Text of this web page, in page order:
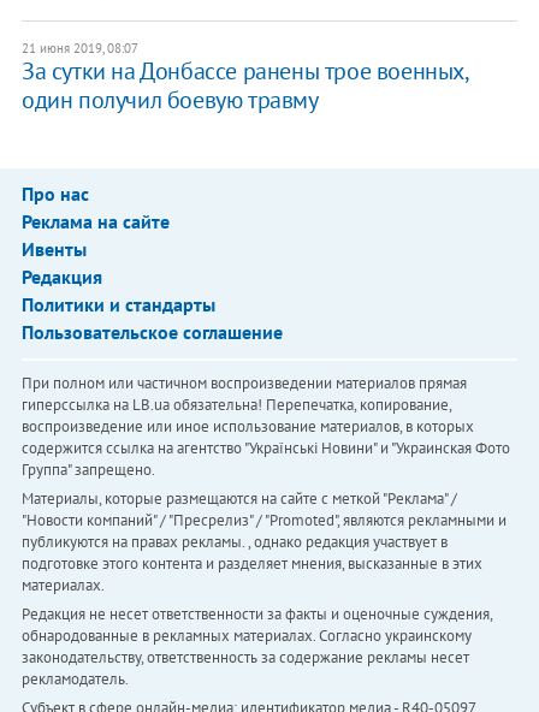
21 июня 2019, 08:07
За сутки на Донбассе ранены трое военных,
один получил боевую травму
Про нас
Реклама на сайте
Ивенты
Редакция
Политики и стандарты
Пользовательское соглашение
При полном или частичном воспроизведении материалов прямая
гиперссылка на LB.ua обязательна! Перепечатка, копирование,
воспроизведение или иное использование материалов, в которых
содержится ссылка на агентство "Українськi Новини" и "Украинская Фото
Группа" запрещено.
Материалы, которые размещаются на сайте с меткой "Реклама" /
"Новости компаний" / "Пресрелиз" / "Promoted", являются рекламными и
публикуются на правах рекламы. , однако редакция участвует в
подготовке этого контента и разделяет мнения, высказанные в этих
материалах.
Редакция не несет ответственности за факты и оценочные суждения,
обнародованные в рекламных материалах. Согласно украинскому
законодательству, ответственность за содержание рекламы несет
рекламодатель.